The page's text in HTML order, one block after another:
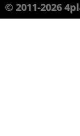
© 2011-2026